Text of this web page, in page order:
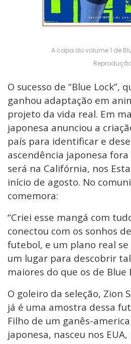
A capa do volume 1 de
O sucesso de “Blue Lock”,
ganhou adaptação em
projeto da vida real. Em
japonesa anunciou a
país para identificar e
ascendência japonesa
será na Califórnia, nos
início de agosto. No
comemora:
“Criei esse mangá com
conectou com os sonhos
futebol, e um plano real se
um lugar para descobrir
maiores do que os de Blue
O goleiro da seleção, Zion
já é uma amostra dessa
Filho de um ganês-
japonesa, nasceu nos